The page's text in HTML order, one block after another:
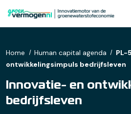
Home Human capital agenda
PL-
ontwikkelingsimpuls bedrijfsleven
Innovatie- en
bedrijfsleven